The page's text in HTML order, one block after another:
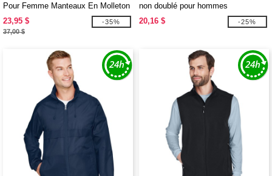
Pour Femme Manteaux En Molleton
Core 365MC
23,95 $
37,00 $
-35%
non doublé pour hommes
20,16 $
-25%